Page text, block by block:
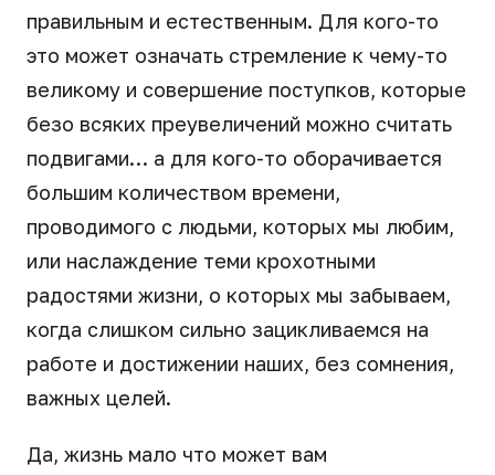
правильным и естественным. Для кого-то
это может означать стремление к чему-то
великому и совершение поступков, которые
безо всяких преувеличений можно считать
подвигами… а для кого-то оборачивается
большим количеством времени,
проводимого с людьми, которых мы любим,
или наслаждение теми крохотными
радостями жизни, о которых мы забываем,
когда слишком сильно зацикливаемся на
работе и достижении наших, без сомнения,
важных целей.
Да, жизнь мало что может вам